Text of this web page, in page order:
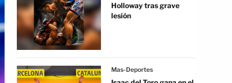
Holloway tras grave
lesión
Mas-Deportes